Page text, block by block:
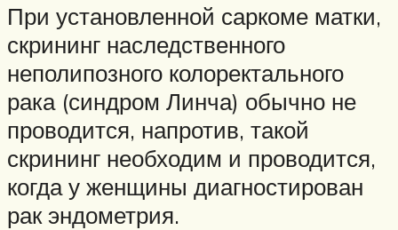
При установленной саркоме матки,
скрининг наследственного
неполипозного колоректального
рака (синдром Линча) обычно не
проводится, напротив, такой
скрининг необходим и проводится,
когда у женщины диагностирован
рак эндометрия.